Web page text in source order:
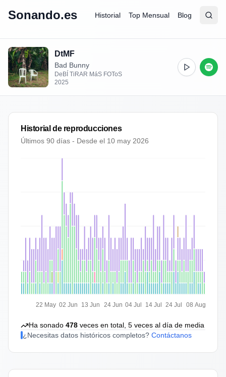
Sonando.es Historial Top Mensual Blog
Abrir
DtMF
Bad Bunny
DeBÍ TiRAR MáS FOToS
2025
Historial de reproducciones
Últimos 90 días - Desde el 10 may 2026
22 May 02 Jun 13 Jun 24 Jun 04 Jul 14 Jul 24 Jul 08 Aug
Ha sonado 478 veces en total, 5 veces al día de media
¿Necesitas datos históricos completos? Contáctanos